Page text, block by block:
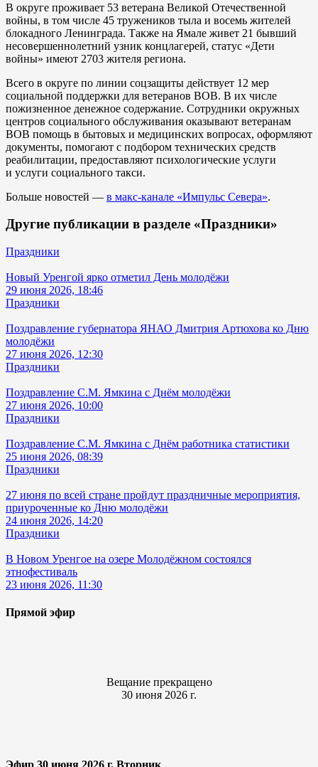
В округе проживает 53 ветерана Великой Отечественной
войны, в том числе 45 тружеников тыла и восемь жителей
блокадного Ленинграда. Также на Ямале живет 21 бывший
несовершеннолетний узник концлагерей, статус «Дети
войны» имеют 2703 жителя региона.
Всего в округе по линии соцзащиты действует 12 мер
социальной поддержки для ветеранов ВОВ. В их числе
пожизненное денежное содержание. Сотрудники окружных
центров социального обслуживания оказывают ветеранам
ВОВ помощь в бытовых и медицинских вопросах, оформляют
документы, помогают с подбором технических средств
реабилитации, предоставляют психологические услуги
и услуги социального такси.
Больше новостей — в макс-канале «Импульс Севера».
Другие публикации в разделе «Праздники»
Праздники
Новый Уренгой ярко отметил День молодёжи
29 июня 2026, 18:46
Праздники
Поздравление губернатора ЯНАО Дмитрия Артюхова ко Дню
молодёжи
27 июня 2026, 12:30
Праздники
Поздравление С.М. Ямкина с Днём молодёжи
27 июня 2026, 10:00
Праздники
Поздравление С.М. Ямкина с Днём работника статистики
25 июня 2026, 08:39
Праздники
27 июня по всей стране пройдут праздничные мероприятия,
приуроченные ко Дню молодёжи
24 июня 2026, 14:20
Праздники
В Новом Уренгое на озере Молодёжном состоялся
этнофестиваль
23 июня 2026, 11:30
Прямой эфир
Вещание прекращено
30 июня 2026 г.